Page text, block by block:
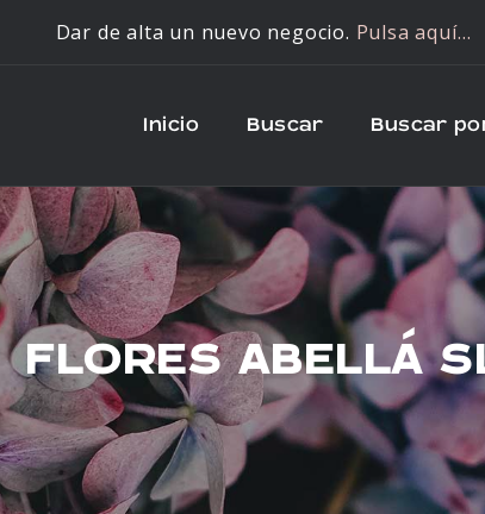
Dar de alta un nuevo negocio. Pulsa aquí…
Inicio Buscar Buscar
FLORES ABELLÁ